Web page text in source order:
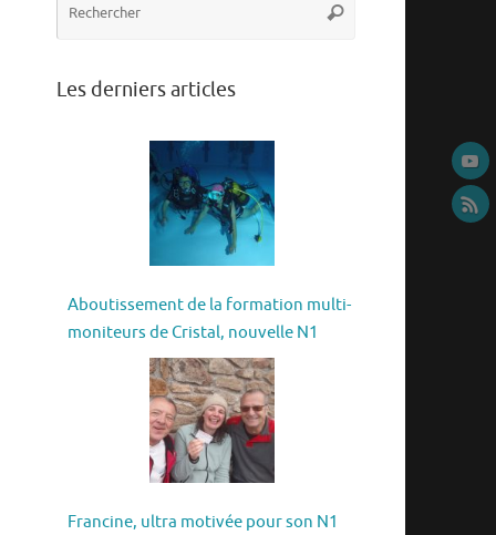
Rechercher
Les derniers articles
Aboutissement de la formation multi-
moniteurs de Cristal, nouvelle N1
Francine, ultra motivée pour son N1